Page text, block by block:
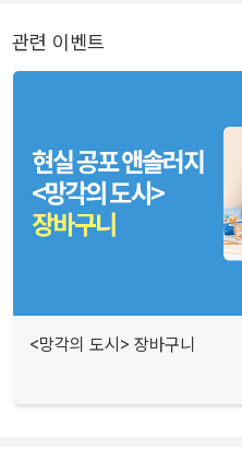
관련 이벤트
<망각의 도시> 장바구니